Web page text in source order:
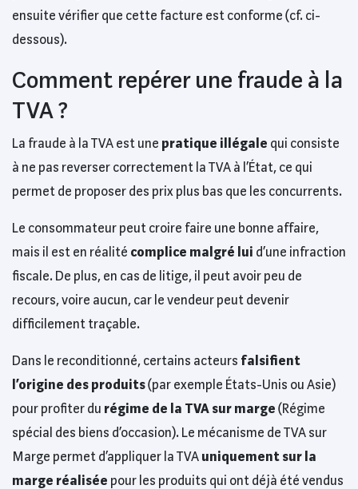
ensuite vérifier que cette facture est conforme (cf. ci-
dessous).
Comment repérer une fraude à la
TVA ?
La fraude à la TVA est une pratique illégale qui consiste
à ne pas reverser correctement la TVA à l’État, ce qui
permet de proposer des prix plus bas que les concurrents.
Le consommateur peut croire faire une bonne affaire,
mais il est en réalité complice malgré lui d’une infraction
fiscale. De plus, en cas de litige, il peut avoir peu de
recours, voire aucun, car le vendeur peut devenir
difficilement traçable.
Dans le reconditionné, certains acteurs falsifient
l’origine des produits(par exemple États-Unis ou Asie)
pour profiter du régime de la TVA sur marge (Régime
spécial des biens d’occasion). Le mécanisme de TVA sur
Marge permet d’appliquer la TVA uniquement sur la
marge réalisée pour les produits qui ont déjà été vendus